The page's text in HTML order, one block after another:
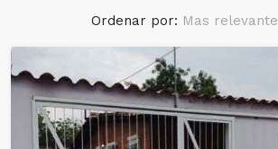
Ordenar por: Mas relevante